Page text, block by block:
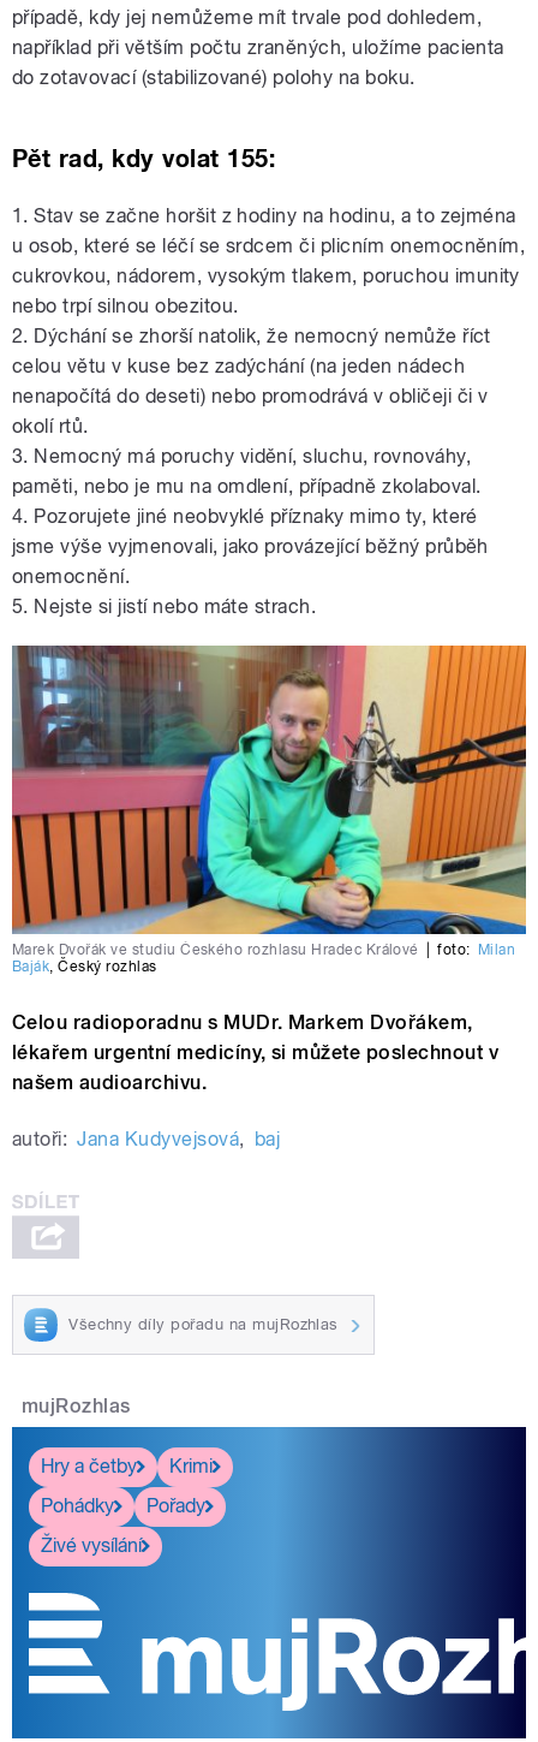
případě, kdy jej nemůžeme mít trvale pod dohledem,
například při větším počtu zraněných, uložíme pacienta
do zotavovací (stabilizované) polohy na boku.
Pět rad, kdy volat 155:
1. Stav se začne horšit z hodiny na hodinu, a to zejména
u osob, které se léčí se srdcem či plicním onemocněním,
cukrovkou, nádorem, vysokým tlakem, poruchou imunity
nebo trpí silnou obezitou.
2. Dýchání se zhorší natolik, že nemocný nemůže říct
celou větu v kuse bez zadýchání (na jeden nádech
nenapočítá do deseti) nebo promodrává v obličeji či v
okolí rtů.
3. Nemocný má poruchy vidění, sluchu, rovnováhy,
paměti, nebo je mu na omdlení, případně zkolaboval.
4. Pozorujete jiné neobvyklé příznaky mimo ty, které
jsme výše vyjmenovali, jako provázející běžný průběh
onemocnění.
5. Nejste si jistí nebo máte strach.
Marek Dvořák ve studiu Českého rozhlasu Hradec Králové foto:
Milan
Baják,Český rozhlas
Celou radioporadnu s MUDr. Markem Dvořákem,
lékařem urgentní medicíny, si můžete poslechnout v
našem audioarchivu.
autoři: Jana Kudyvejsová, baj
Všechny díly pořadu na mujRozhlas
mujRozhlas
Hry a četby
Krimi
Pohádky
Pořady
Živé vysílání